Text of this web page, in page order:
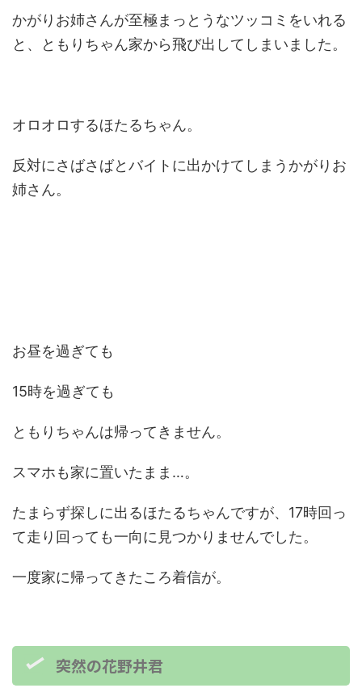
かがりお姉さんが至極まっとうなツッコミをいれる
と、ともりちゃん家から飛び出してしまいました。
オロオロするほたるちゃん。
反対にさばさばとバイトに出かけてしまうかがりお
姉さん。
お昼を過ぎても
15時を過ぎても
ともりちゃんは帰ってきません。
スマホも家に置いたまま…。
たまらず探しに出るほたるちゃんですが、17時回っ
て走り回っても一向に見つかりませんでした。
一度家に帰ってきたころ着信が。
突然の花野井君